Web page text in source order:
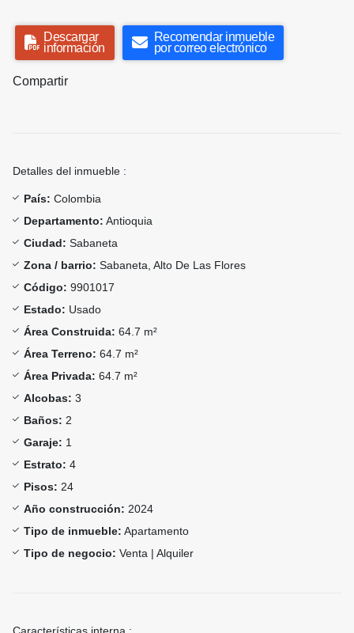
Descargar
información
Recomendar inmueble
por correo electrónico
Compartir
Detalles del inmueble :
País: Colombia
Departamento: Antioquia
Ciudad: Sabaneta
Zona / barrio: Sabaneta, Alto De Las Flores
Código: 9901017
Estado: Usado
Área Construida: 64.7 m²
Área Terreno: 64.7 m²
Área Privada: 64.7 m²
Alcobas: 3
Baños: 2
Garaje: 1
Estrato: 4
Pisos: 24
Año construcción: 2024
Tipo de inmueble: Apartamento
Tipo de negocio: Venta | Alquiler